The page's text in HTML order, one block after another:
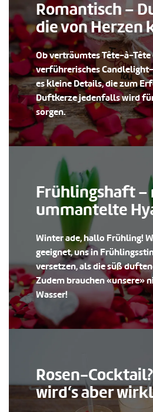
Romantisch –
die von Herzen
Ob verträumtes Tête-à-Tête
verführerisches
es kleine Details, die zum
Duftkerze jedenfalls wird
sorgen.
Frühlingshaft –
ummantelte
Winter ade, hallo Frühling!
geeignet, uns in
versetzen, als die süß
Zudem brauchen «unsere»
Wasser!
Rosen-
wird‘s aber